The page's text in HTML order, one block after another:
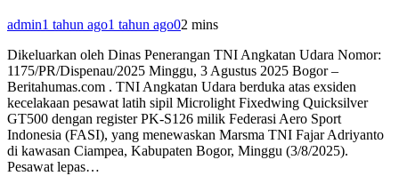
admin1 tahun ago1 tahun ago02 mins
Dikeluarkan oleh Dinas Penerangan TNI Angkatan Udara Nomor:
1175/PR/Dispenau/2025 Minggu, 3 Agustus 2025 Bogor –
Beritahumas.com . TNI Angkatan Udara berduka atas exsiden
kecelakaan pesawat latih sipil Microlight Fixedwing Quicksilver
GT500 dengan register PK-S126 milik Federasi Aero Sport
Indonesia (FASI), yang menewaskan Marsma TNI Fajar Adriyanto
di kawasan Ciampea, Kabupaten Bogor, Minggu (3/8/2025).
Pesawat lepas…